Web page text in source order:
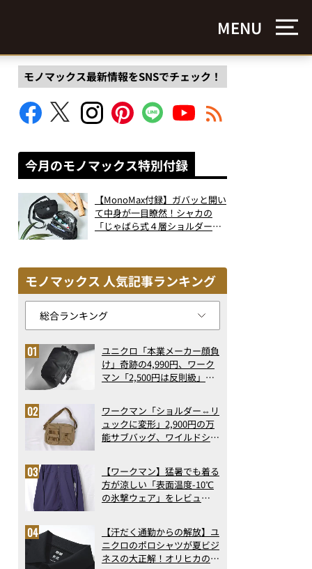
MENU
モノマックス最新情報をSNSでチェック！
今月のモノマックス特別付録
【MonoMax付録】ガバッと開い
て中身が一目瞭然！シャカの
「じゃばら式４層ショルダーバ
モノマックス 人気記事ランキング
ユニクロ「本業メーカー顔負
け」奇跡の4,990円、ワーク
マン「2,500円は反則級」凄
ト3】（2026年6月版）
ワークマン「ショルダー⇔リ
ュックに変形」2,900円の万
能サブバッグ、ワイルドシン
記事ランキングベスト3】
（2026年6月版）
【ワークマン】猛暑でも着る
方が涼しい「表面温度-10℃
の氷撃ウェア」をレビュ
【汗だく通勤からの解放】ユ
ニクロのポロシャツが夏ビジ
ネスの大正解！オリヒカの透